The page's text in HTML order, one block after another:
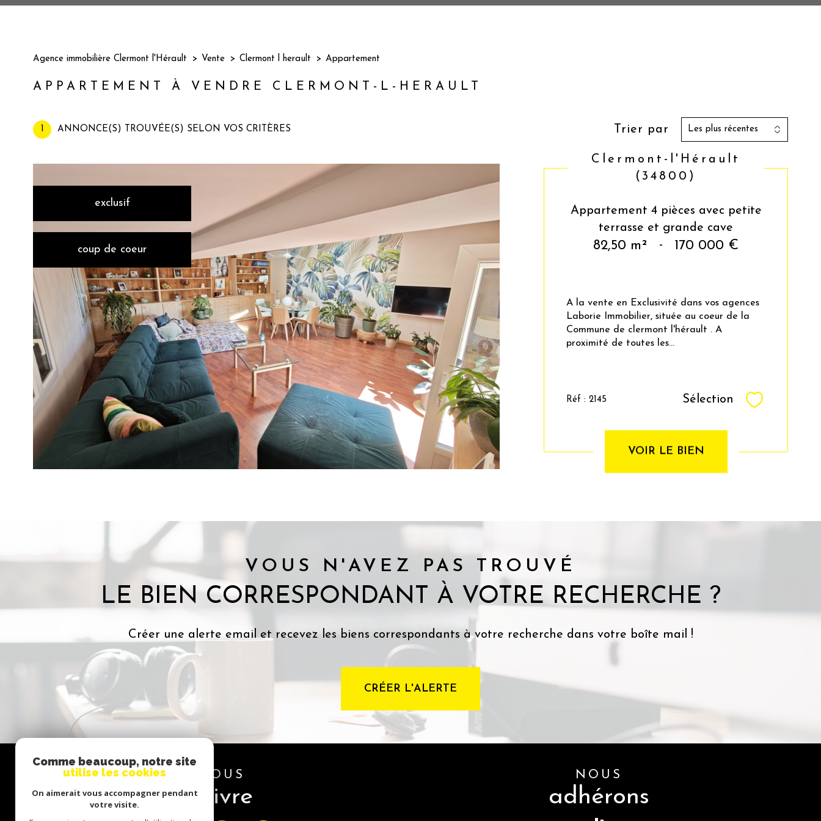
Agence immobilière Clermont l'Hérault Vente Clermont l herault Appartement
APPARTEMENT À VENDRE CLERMONT-L-HERAULT
1 ANNONCE(S) TROUVÉE(S) SELON VOS CRITÈRES Trier par Les plus récentes
exclusif
coup de coeur
Clermont-l'Hérault
(34800)
Appartement 4 pièces avec petite
terrasse et grande cave
82,50 m² - 170 000 €
A la vente en Exclusivité dans vos agences
Laborie Immobilier, située au coeur de la
Commune de clermont l'hérault . A
proximité de toutes les...
Réf : 2145 Sélection Sélectionner
VOIR LE BIEN
VOUS N'AVEZ PAS TROUVÉ
LE BIEN CORRESPONDANT À VOTRE RECHERCHE ?
Créer une alerte email et recevez les biens correspondants à votre recherche dans votre boîte mail !
CRÉER L'ALERTE
NOUS
suivre
NOUS
adhérons
Comme beaucoup, notre site
utilise les cookies
On aimerait vous accompagner pendant
votre visite.